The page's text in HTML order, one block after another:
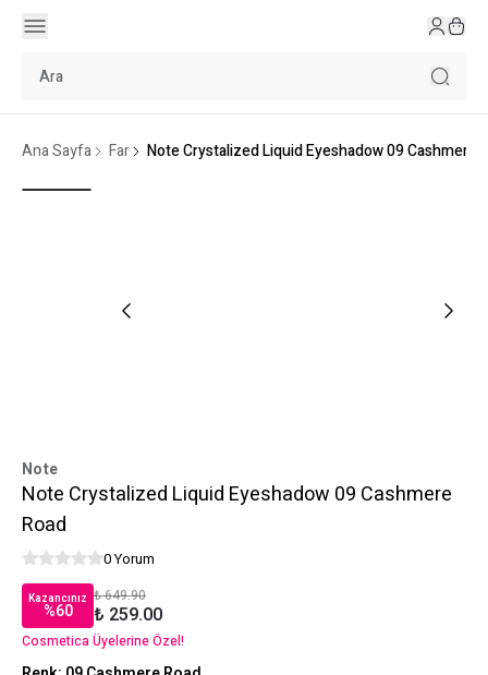
Ana Sayfa Far Note Crystalized Liquid Eyeshadow 09 Cashmere
Note
Note Crystalized Liquid Eyeshadow 09 Cashmere
Road
0 Yorum
Kazancınız
%60
₺ 649.90
₺ 259.00
Cosmetica Üyelerine Özel!